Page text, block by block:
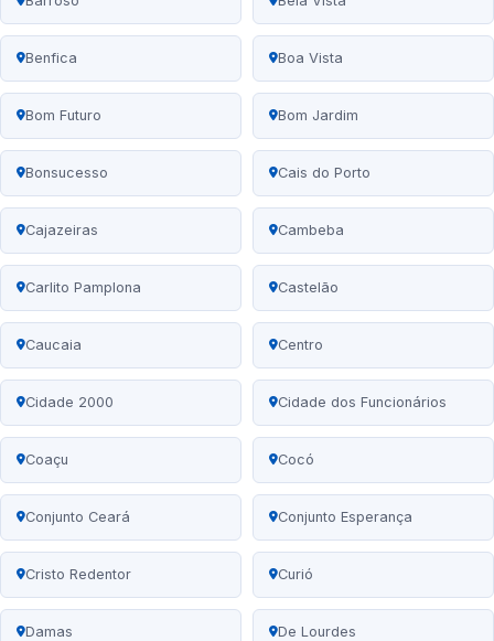
Benfica Boa Vista
Bom Futuro Bom Jardim
Bonsucesso Cais do Porto
Cajazeiras Cambeba
Carlito Pamplona Castelão
Caucaia Centro
Cidade 2000 Cidade dos Funcionários
Coaçu Cocó
Conjunto Ceará Conjunto Esperança
Cristo Redentor Curió
Damas De Lourdes